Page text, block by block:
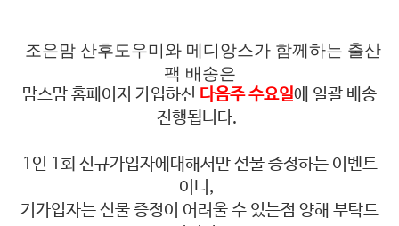
조은맘 산후도우미와 메디앙스가 함께하는 출산
팩 배송은
맘스맘 홈페이지 가입하신 다음주 수요일에 일괄 배송
진행됩니다.
1인 1회 신규가입자에대해서만 선물 증정하는 이벤트
이니,
기가입자는 선물 증정이 어려울 수 있는점 양해 부탁드